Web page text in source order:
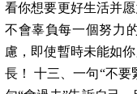
看你想要更好生活并
不會辜負每一個努力
慮，即使暫時未能如
長！ 十三、一句“不要